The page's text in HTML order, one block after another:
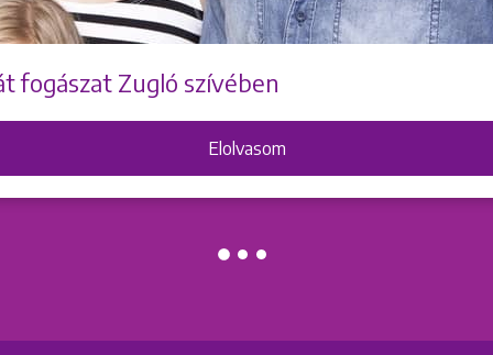
fogászat Zugló szívében
Elolvasom